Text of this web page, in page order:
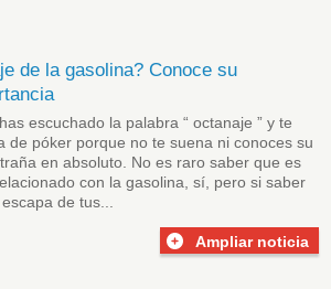
de la gasolina? Conoce su
escuchado la palabra “ octanaje ” y te
de póker porque no te suena ni conoces su
en absoluto. No es raro saber que es
con la gasolina, sí, pero si saber
de tus...
Ampliar noticia